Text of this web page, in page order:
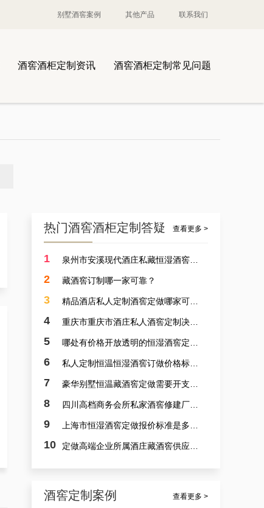
别墅酒窖案例 其他产品 联系我们
酒窖酒柜定制资讯 酒窖酒柜定制常见问题
热门酒窖酒柜定制答疑 查看更多 >
1
2 藏酒窖订制哪一家可靠？
3
4
5
6
7
8
9
10
酒窖定制案例 查看更多 >
案例讲解：定做别墅艺术恒湿藏酒窖，别墅山洞藏酒窖设计厂商的实例展示